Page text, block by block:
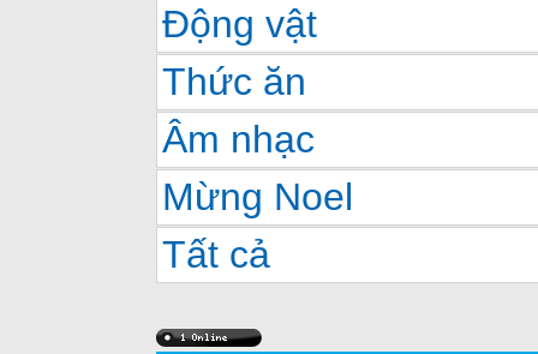
Động vật
Thức ăn
Âm nhạc
Mừng Noel
Tất cả